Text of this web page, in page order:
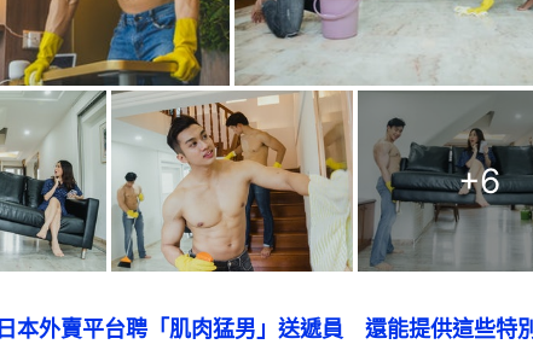
+6
日本外賣平台聘「肌肉猛男」送遞員　還能提供這些特